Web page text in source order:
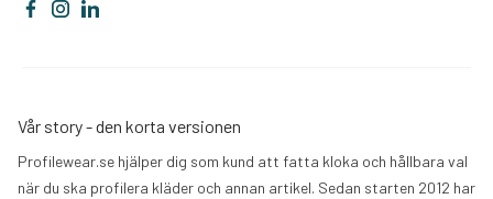
Vår story - den korta versionen
Profilewear.se hjälper dig som kund att fatta kloka och hållbara val
när du ska profilera kläder och annan artikel. Sedan starten 2012 har